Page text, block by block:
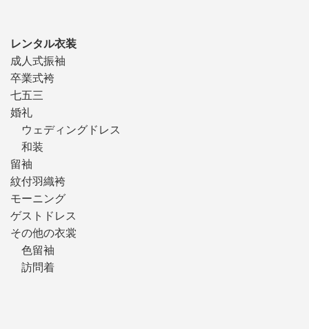
レンタル衣装
成人式振袖
卒業式袴
七五三
婚礼
ウェディングドレス
和装
留袖
紋付羽織袴
モーニング
ゲストドレス
その他の衣裳
色留袖
訪問着